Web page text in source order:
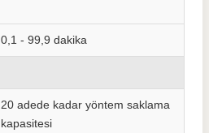
0,1 - 99,9 dakika
20 adede kadar yöntem saklama
kapasitesi